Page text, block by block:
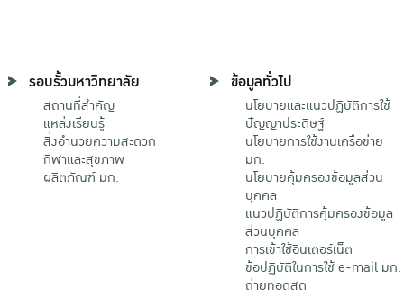
รอบรั้วมหาวิทยาลัย
สถานที่สำคัญ
แหล่งเรียนรู้
สิ่งอำนวยความสะดวก
กีฬาและสุขภาพ
ผลิตภัณฑ์ มก.
ข้อมูลทั่วไป
นโยบายและแนวปฏิบัติการใช้
ปัญญาประดิษฐ์
นโยบายการใช้งานเครือข่าย
มก.
นโยบายคุ้มครองข้อมูลส่วน
บุคคล
แนวปฏิบัติการคุ้มครองข้อมูล
ส่วนบุคคล
การเข้าใช้อินเตอร์เน็ต
ข้อปฏิบัติในการใช้ e-mail มก.
ถ่ายทอดสด